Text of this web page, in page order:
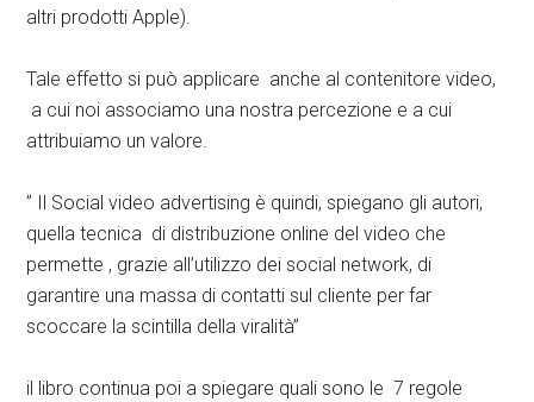
altri prodotti Apple).
Tale effetto si può applicare anche al contenitore video,
a cui noi associamo una nostra percezione e a cui
attribuiamo un valore.
” Il Social video advertising è quindi, spiegano gli autori,
quella tecnica di distribuzione online del video che
permette , grazie all’utilizzo dei social network, di
garantire una massa di contatti sul cliente per far
scoccare la scintilla della viralità”
il libro continua poi a spiegare quali sono le 7 regole